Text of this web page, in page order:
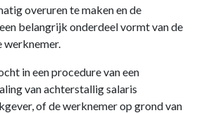
overuren te maken en de
belangrijk onderdeel vormt van de
werknemer.
in een procedure van een
van achterstallig salaris
of de werknemer op grond van